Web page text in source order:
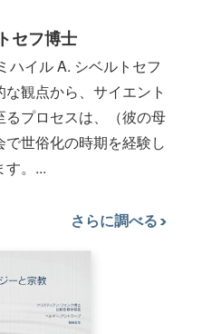
セフ博士
ハイル A. シベルトセフ
観点から、サイエント
るプロセスは、（彼の母
世俗化の時期を経験し
す。...
さらに調べる